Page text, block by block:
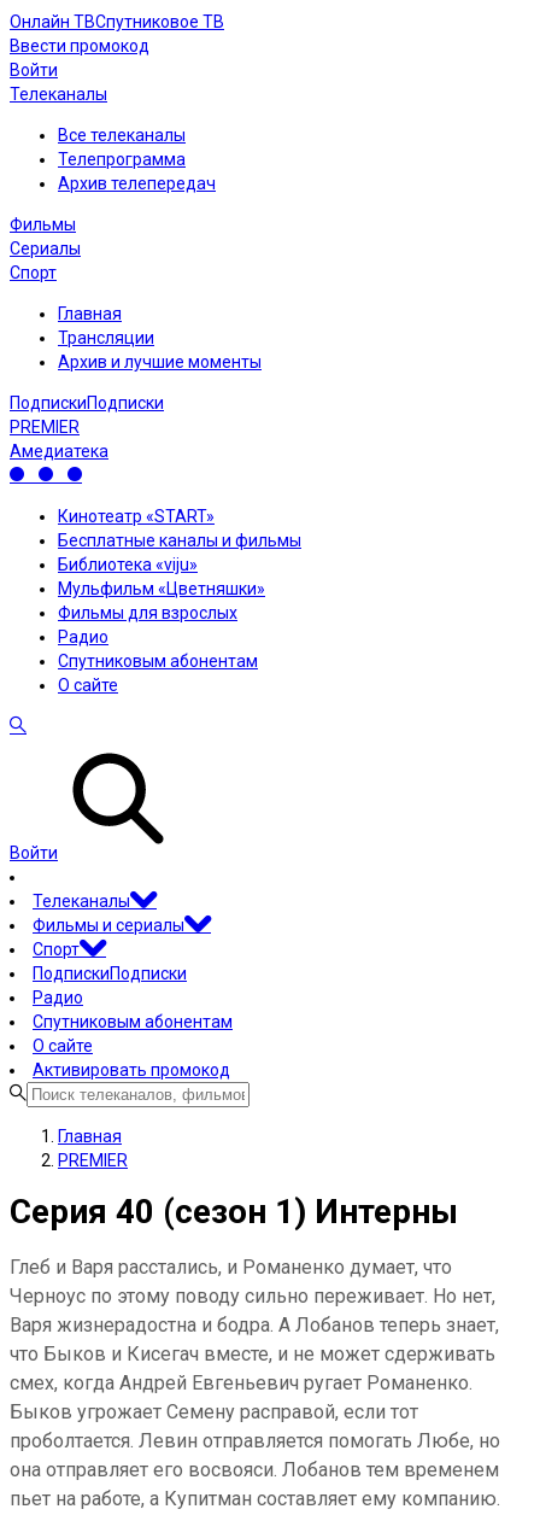
Онлайн ТВСпутниковое ТВ
Ввести промокод
Войти
Телеканалы
Все телеканалы
Телепрограмма
Архив телепередач
Фильмы
Сериалы
Спорт
Главная
Трансляции
Архив и лучшие моменты
ПодпискиПодписки
PREMIER
Амедиатека
Кинотеатр «START»
Бесплатные каналы и фильмы
Библиотека «viju»
Мульфильм «Цветняшки»
Фильмы для взрослых
Радио
Спутниковым абонентам
О сайте
Войти
Телеканалы
Фильмы и сериалы
Спорт
ПодпискиПодписки
Радио
Спутниковым абонентам
О сайте
Активировать промокод
Главная
PREMIER
Серия 40 (сезон 1) Интерны
Глеб и Варя расстались, и Романенко думает, что
Черноус по этому поводу сильно переживает. Но нет,
Варя жизнерадостна и бодра. А Лобанов теперь знает,
что Быков и Кисегач вместе, и не может сдерживать
смех, когда Андрей Евгеньевич ругает Романенко.
Быков угрожает Семену расправой, если тот
проболтается. Левин отправляется помогать Любе, но
она отправляет его восвояси. Лобанов тем временем
пьет на работе, а Купитман составляет ему компанию.